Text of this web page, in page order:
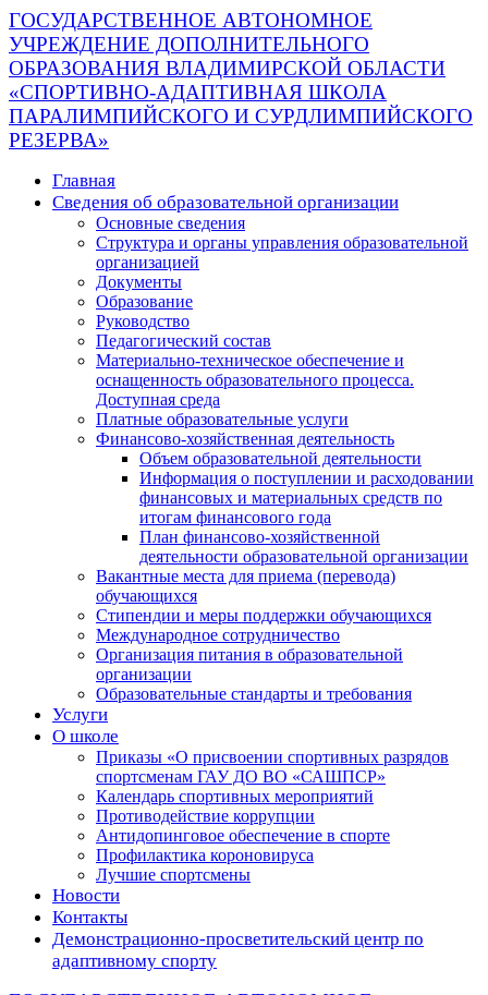
ГОСУДАРСТВЕННОЕ АВТОНОМНОЕ
УЧРЕЖДЕНИЕ ДОПОЛНИТЕЛЬНОГО
ОБРАЗОВАНИЯ ВЛАДИМИРСКОЙ ОБЛАСТИ
«СПОРТИВНО-АДАПТИВНАЯ ШКОЛА
ПАРАЛИМПИЙСКОГО И СУРДЛИМПИЙСКОГО
РЕЗЕРВА»
Главная
Сведения об образовательной организации
Основные сведения
Структура и органы управления образовательной
организацией
Документы
Образование
Руководство
Педагогический состав
Материально-техническое обеспечение и
оснащенность образовательного процесса.
Доступная среда
Платные образовательные услуги
Финансово-хозяйственная деятельность
Объем образовательной деятельности
Информация о поступлении и расходовании
финансовых и материальных средств по
итогам финансового года
План финансово-хозяйственной
деятельности образовательной организации
Вакантные места для приема (перевода)
обучающихся
Стипендии и меры поддержки обучающихся
Международное сотрудничество
Организация питания в образовательной
организации
Образовательные стандарты и требования
Услуги
О школе
Приказы «О присвоении спортивных разрядов
спортсменам ГАУ ДО ВО «САШПСР»
Календарь спортивных мероприятий
Противодействие коррупции
Антидопинговое обеспечение в спорте
Профилактика короновируса
Лучшие спортсмены
Новости
Контакты
Демонстрационно-просветительский центр по
адаптивному спорту